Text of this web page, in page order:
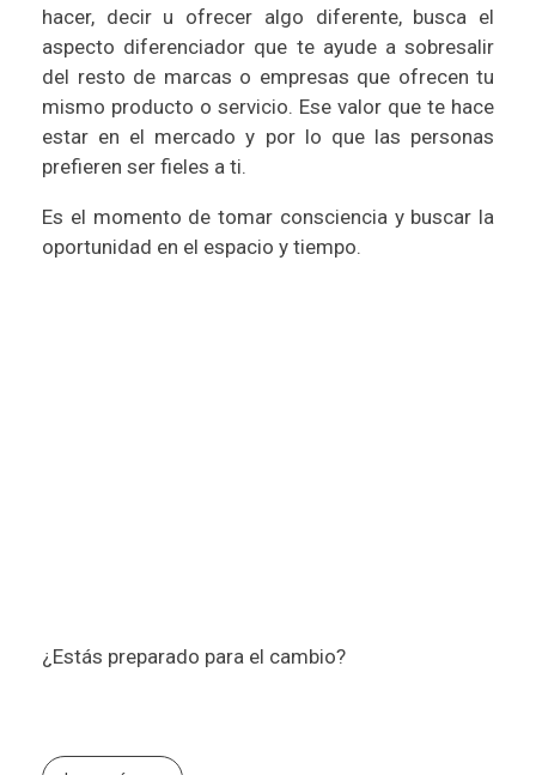
hacer, decir u ofrecer algo diferente, busca el
aspecto diferenciador que te ayude a sobresalir
del resto de marcas o empresas que ofrecen tu
mismo producto o servicio. Ese valor que te hace
estar en el mercado y por lo que las personas
prefieren ser fieles a ti.
Es el momento de tomar consciencia y buscar la
oportunidad en el espacio y tiempo.
¿Estás preparado para el cambio?